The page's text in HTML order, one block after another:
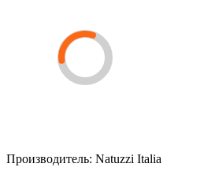
Производитель: Natuzzi Italia